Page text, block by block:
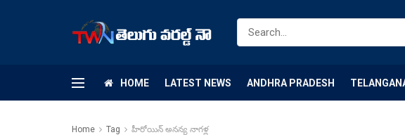
HOME LATEST NEWS ANDHRA PRADESH
Home Tag హీరోయిన్ అనన్య నాగళ్ల